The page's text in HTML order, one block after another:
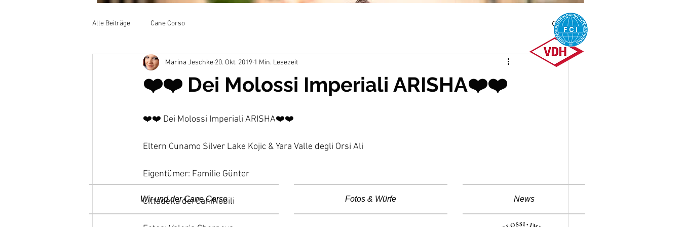
Alle Beiträge Cane Corso
❤️❤️ Dei Molossi Imperiali ARISHA❤️❤️
Marina Jeschke 20. Okt. 2019 1 Min. Lesezeit
❤️❤️ Dei Molossi Imperiali ARISHA❤️❤️
Eltern Cunamo Silver Lake Kojic & Yara Valle degli Orsi Ali
Eigentümer: Familie Günter
Cittadella dei CaniNobili
Wir und der Cane Corso Fotos & Würfe News